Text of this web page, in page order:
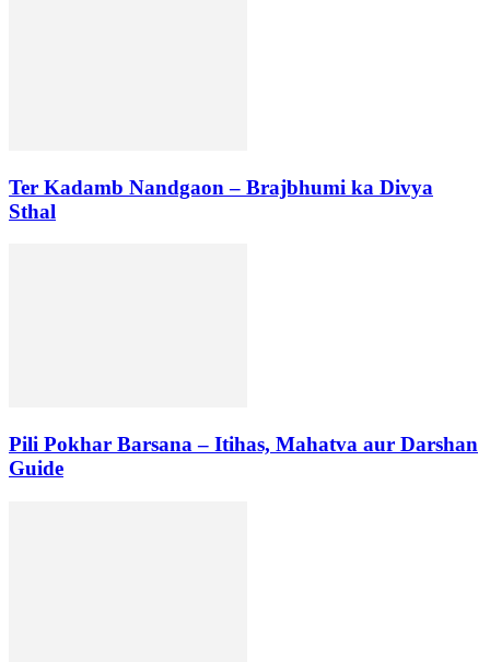
Ter Kadamb Nandgaon – Brajbhumi ka Divya
Sthal
Pili Pokhar Barsana – Itihas, Mahatva aur Darshan
Guide